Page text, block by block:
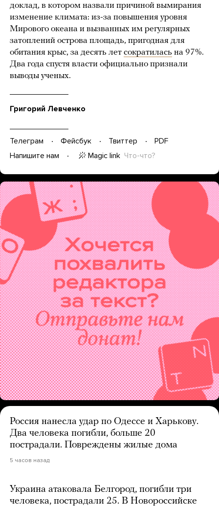
доклад, в котором назвали причиной вымирания
изменение климата: из-за повышения уровня
Мирового океана и вызванных им регулярных
затоплений острова площадь, пригодная для
обитания крыс, за десять лет сократилась на 97%.
Два года спустя власти официально признали
выводы ученых.
Григорий Левченко
Телеграм Фейсбук Твиттер
PDF
Напишите нам
Magic link Что-что?
Россия нанесла удар по Одессе и Харькову.
Два человека погибли, больше 20
пострадали. Повреждены жилые дома
5 часов назад
Украина атаковала Белгород, погибли три
человека, пострадали 25. В Новороссийске